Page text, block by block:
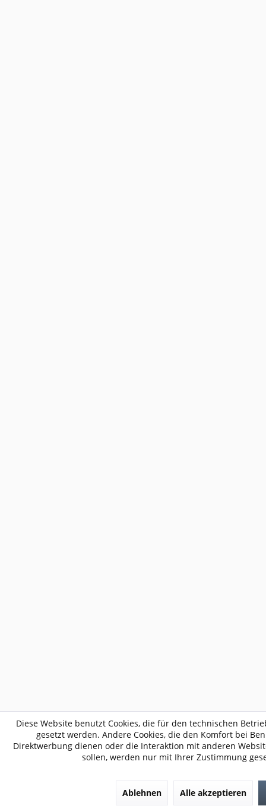
Diese Website benutzt Cookies, die für den technischen
gesetzt werden. Andere Cookies, die den Komfort bei
Direktwerbung dienen oder die Interaktion mit anderen
sollen, werden nur mit Ihrer Zustimmung
Ablehnen Alle akzeptieren